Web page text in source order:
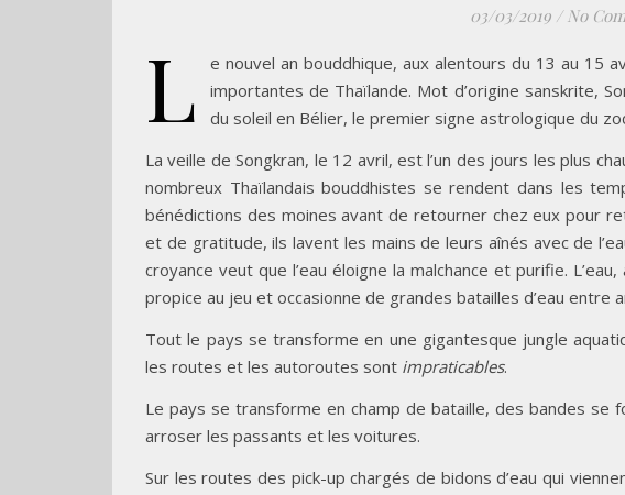
03/03/2019 / No
L
e nouvel an bouddhique, aux alentours du 13 au 15
importantes de Thaïlande. Mot d’origine sanskrite,
du soleil en Bélier, le premier signe astrologique du
La veille de Songkran, le 12 avril, est l’un des jours les plus
nombreux Thaïlandais bouddhistes se rendent dans les
bénédictions des moines avant de retourner chez eux pour
et de gratitude, ils lavent les mains de leurs aînés avec de
croyance veut que l’eau éloigne la malchance et purifie.
propice au jeu et occasionne de grandes batailles d’eau entre
Tout le pays se transforme en une gigantesque jungle
les routes et les autoroutes sont impraticables.
Le pays se transforme en champ de bataille, des bandes
arroser les passants et les voitures.
Sur les routes des pick-up chargés de bidons d’eau qui